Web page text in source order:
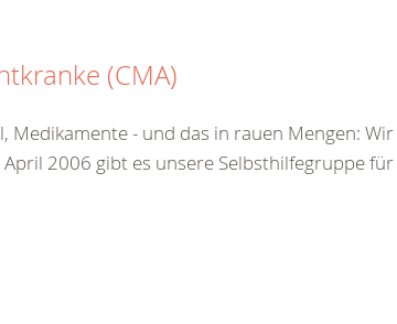
(CMA)
Medikamente - und das in rauen Mengen:
2006 gibt es unsere Selbsthilfegruppe